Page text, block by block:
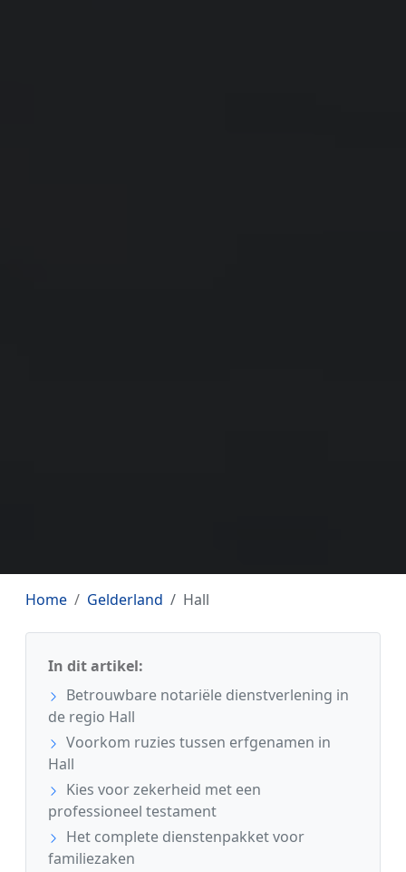
Home Gelderland Hall
In dit artikel:
Betrouwbare notariële dienstverlening in
de regio Hall
Voorkom ruzies tussen erfgenamen in
Hall
Kies voor zekerheid met een
professioneel testament
Het complete dienstenpakket voor
familiezaken